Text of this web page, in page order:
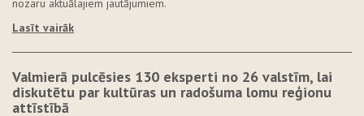
nozaru aktuālajiem jautājumiem.
Lasīt vairāk
Valmierā pulcēsies 130 eksperti no 26 valstīm, lai
diskutētu par kultūras un radošuma lomu reģionu
attīstībā